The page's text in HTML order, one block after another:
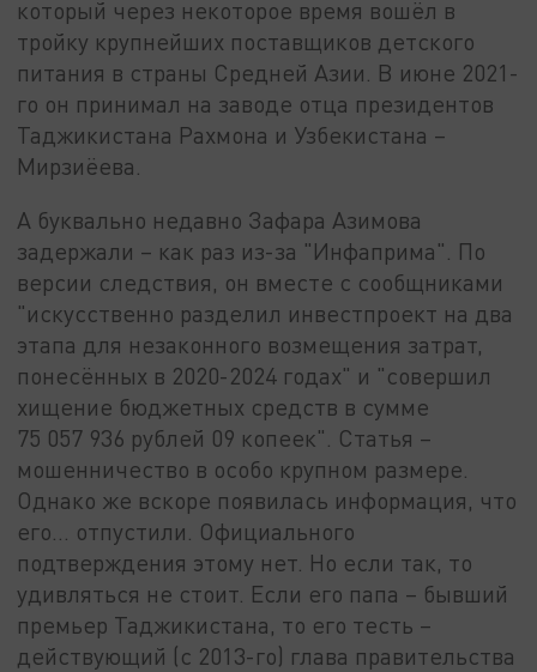
который через некоторое время вошёл в
тройку крупнейших поставщиков детского
питания в страны Средней Азии. В июне 2021-
го он принимал на заводе отца президентов
Таджикистана Рахмона и Узбекистана –
Мирзиёева.
А буквально недавно Зафара Азимова
задержали – как раз из-за "Инфаприма". По
версии следствия, он вместе с сообщниками
"искусственно разделил инвестпроект на два
этапа для незаконного возмещения затрат,
понесённых в 2020-2024 годах" и "совершил
хищение бюджетных средств в сумме
75 057 936 рублей 09 копеек". Статья –
мошенничество в особо крупном размере.
Однако же вскоре появилась информация, что
его... отпустили. Официального
подтверждения этому нет. Но если так, то
удивляться не стоит. Если его папа – бывший
премьер Таджикистана, то его тесть –
действующий (с 2013-го) глава правительства